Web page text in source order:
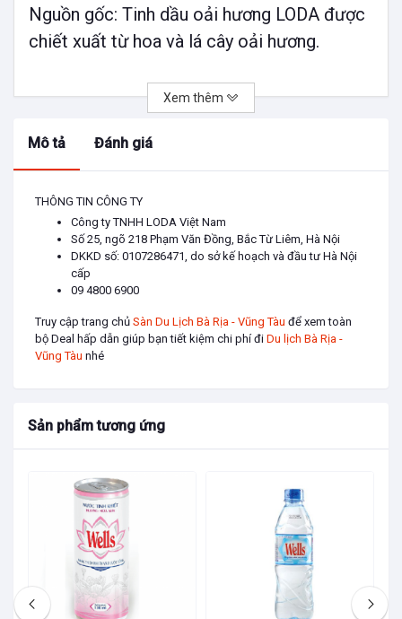
Nguồn gốc: Tinh dầu oải hương LODA được
chiết xuất từ hoa và lá cây oải hương.
Tinh dầu oải hương là loại tinh dầu đa năng,
và chống trầm cảm.
Tinh dầu Oải Hương đặc biệt hiệu quả trong
làm đẹp, trị liệu bằng hương thơm và trong
ngành công nghiệp nước hoa.
Ứng dụng hay & bí quyết
🌿Ứng dụng cho sản xuất:
Làm nguyên liệu sản xuất mỹ phẩm, dược
phẩm, nước hoa thiên nhiên, và các sản
phẩm hóa mỹ phẩm cao cấp khác…
Xông thơm phòng, khử mùi và sát khuẩn:
🌱Dùng đèn xông tinh dầu hay máy khuếch
tinh dầu oải hương.
🌱Bạn sẽ có một không gian sạch bóng vi
khuẩn, vừa phòng chống bệnh truyền nhiễm
qua đường hô hấp, vừa tận hưởng những
giây phút tĩnh tâm tuyệt vời.
Xem thêm
Mô tả Đánh giá
THÔNG TIN CÔNG TY
Công ty TNHH LODA Việt Nam
Số 25, ngõ 218 Phạm Văn Đồng, Bắc Từ Liêm, Hà Nội
DKKD số: 0107286471, do sở kế hoạch và đầu tư Hà Nội
cấp
09 4800 6900
Truy cập trang chủ Sàn Du Lịch Bà Rịa - Vũng Tàu để xem toàn
bộ Deal hấp dẫn giúp bạn tiết kiệm chi phí đi Du lịch Bà Rịa -
Vũng Tàu nhé
Sản phẩm tương ứng